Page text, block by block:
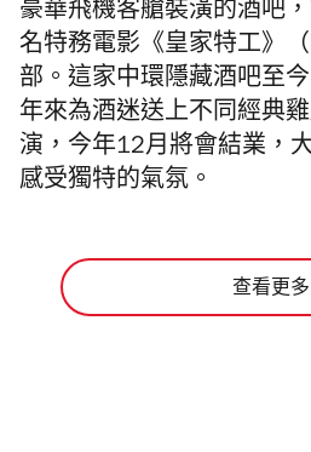
豪華飛機客艙裝潢的酒吧
名特務電影《皇家特工》
部。 這家中環隱藏酒吧至
年來為酒迷送上不同經典
演，今年12月將會結業，
感受獨特的氣氛。
查看更多